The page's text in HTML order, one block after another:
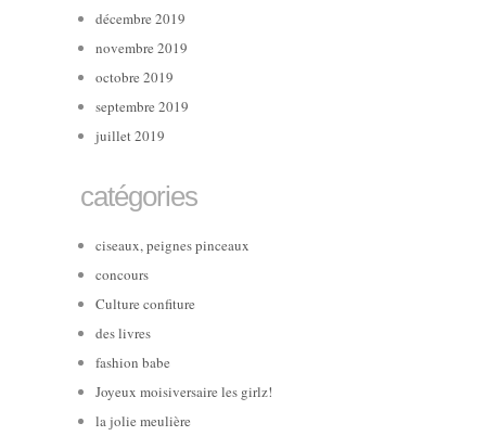
décembre 2019
novembre 2019
octobre 2019
septembre 2019
juillet 2019
catégories
ciseaux, peignes pinceaux
concours
Culture confiture
des livres
fashion babe
Joyeux moisiversaire les girlz!
la jolie meulière